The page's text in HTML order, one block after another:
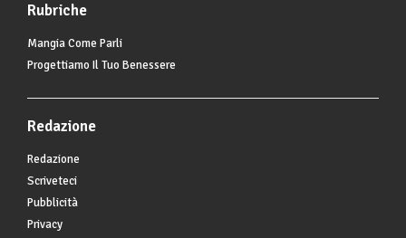
Rubriche
Mangia Come Parli
Progettiamo Il Tuo Benessere
Redazione
Redazione
Scriveteci
Pubblicità
Privacy